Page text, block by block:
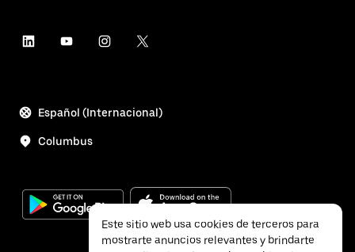
Español (Internacional)
Columbus
Este sitio web usa cookies de terceros para
mostrarte anuncios relevantes y brindarte